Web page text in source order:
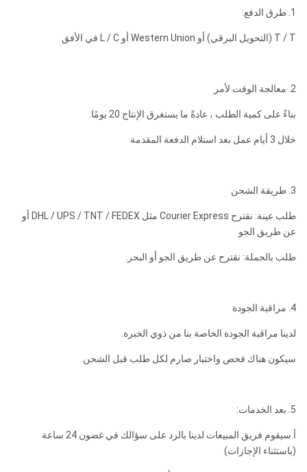
1. طرق الدفع:
T / T (التحويل البرقي) أو Western Union أو L / C في الأفق
2. معالجة الوقت لأمر
بناءً على كمية الطلب ، عادةً ما يستغرق الإنتاج 20 يومًا.
خلال 3 أيام عمل بعد استلام الدفعة المقدمة
3. طريقة الشحن
طلب عينة: نقترح Courier Express مثل DHL / UPS / TNT / FEDEX أو
عن طريق الجو
طلب بالجملة: نقترح عن طريق الجو أو البحر.
4. مراقبة الجودة
لدينا مراقبة الجودة الخاصة بنا من ذوي الخبرة.
سيكون هناك فحص واختبار صارم لكل طلب قبل الشحن.
5. بعد الخدمات:
أ.سيقوم فريق المبيعات لدينا بالرد على سؤالك في غضون 24 ساعة
(باستثناء الإجازات)